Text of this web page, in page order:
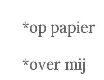
*op papier
*over mij